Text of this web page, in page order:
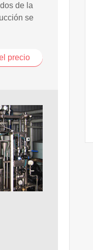
de la
se
precio